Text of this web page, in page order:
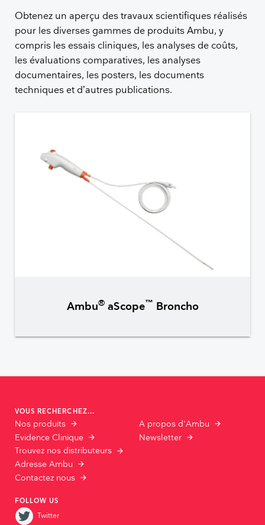
Obtenez un aperçu des travaux scientifiques réalisés
pour les diverses gammes de produits Ambu, y
compris les essais cliniques, les analyses de coûts,
les évaluations comparatives, les analyses
documentaires, les posters, les documents
techniques et d’autres publications.
Ambu®aScope™ Broncho
VOUS RECHERCHEZ...
Nos produits
Evidence Clinique
Trouvez nos distributeurs
Adresse Ambu
Contactez nous
A propos d'Ambu
Newsletter
FOLLOW US
Twitter